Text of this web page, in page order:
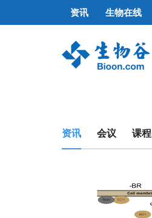
资讯 生物在线
资讯 会议 课程